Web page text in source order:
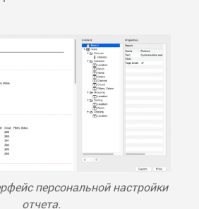
персональной настройки
отчета.